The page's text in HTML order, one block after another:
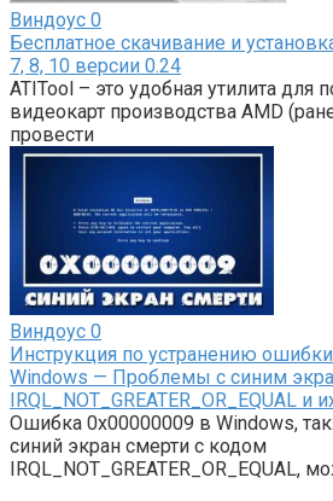
Виндоус 0
Бесплатное скачивание и
7, 8, 10 версии 0.24
ATITool – это удобная утилита для
видеокарт производства AMD
провести
Виндоус 0
Инструкция по устранению
Windows — Проблемы с синим
IRQL_NOT_GREATER_OR_EQUAL и
Ошибка 0x00000009 в Windows,
синий экран смерти с кодом
IRQL_NOT_GREATER_OR_EQUAL,